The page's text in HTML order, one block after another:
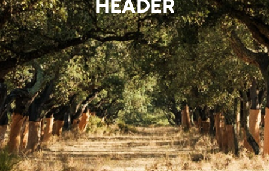
HEADER